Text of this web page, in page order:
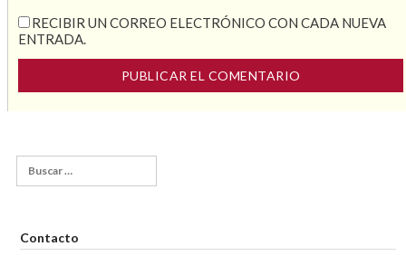
RECIBIR UN CORREO ELECTRÓNICO CON CADA NUEVA
ENTRADA.
Buscar:
Contacto